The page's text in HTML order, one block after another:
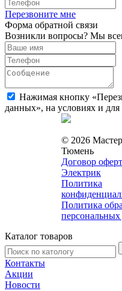
Перезвоните мне
Форма обратной связи
Возникли вопросы? Мы
Нажимая кнопку
данных», на условиях и
© 2026
Тюмень
Договор
Электрик
Политика
Политика
Каталог товаров
Контакты
Акции
Новости